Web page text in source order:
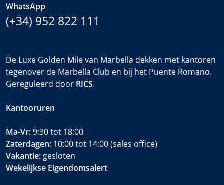
WhatsApp
(+34) 952 822 111
De Luxe Golden Mile van Marbella dekken met kantoren
tegenover de Marbella Club en bij het Puente Romano.
Gereguleerd door RICS.
Kantooruren
Ma-Vr:9:30 tot 18:00
Zaterdagen: 10:00 tot 14:00 (sales office)
Vakantie: gesloten
Wekelijkse Eigendomsalert